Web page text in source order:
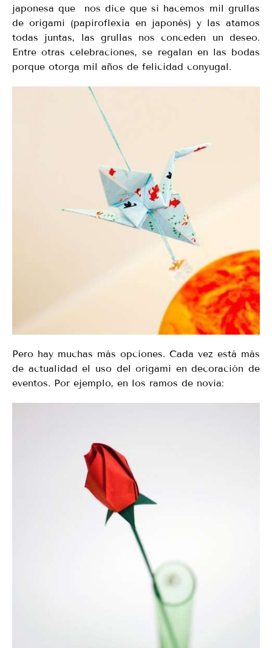
japonesa que nos dice que si hacemos mil grullas
de origami (papiroflexia en japonés) y las atamos
todas juntas, las grullas nos conceden un deseo.
Entre otras celebraciones, se regalan en las bodas
porque otorga mil años de felicidad conyugal.
Pero hay muchas más opciones. Cada vez está más
de actualidad el uso del origami en decoración de
eventos. Por ejemplo, en los ramos de novia: